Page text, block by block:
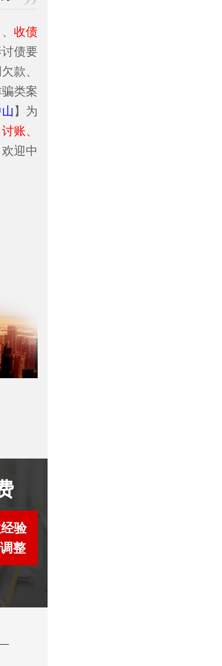
、 收债
债要
款、
类案
】为
账、
迎中
验
整